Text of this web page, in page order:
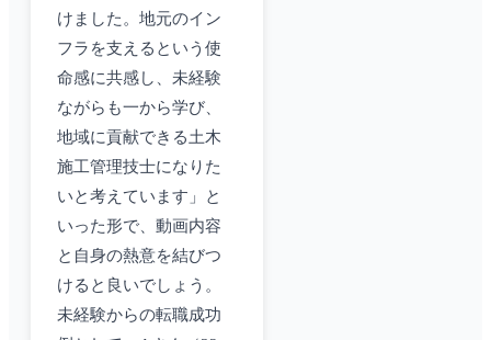
けました。地元のイン
フラを支えるという使
命感に共感し、未経験
ながらも一から学び、
地域に貢献できる土木
施工管理技士になりた
いと考えています」と
いった形で、動画内容
と自身の熱意を結びつ
けると良いでしょう。
未経験からの転職成功